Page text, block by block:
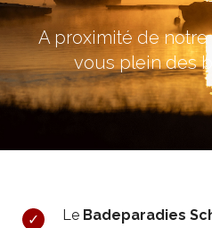
A proximité de
vous plein des
Le Badeparadies